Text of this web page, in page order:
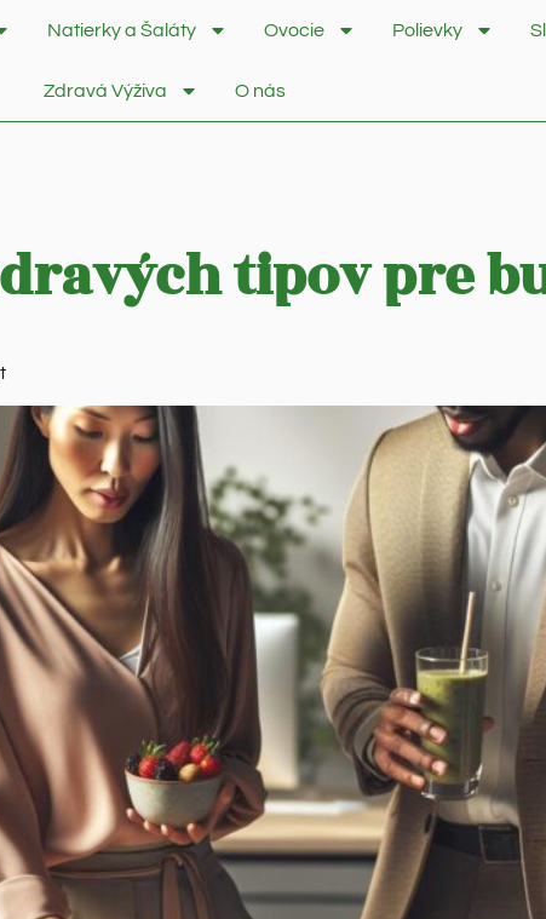
Natierky a Šaláty Ovocie Polievky
Zdravá Výživa O nás
tipov pre